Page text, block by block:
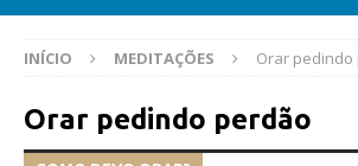
INÍCIO MEDITAÇÕES Orar pedindo
Orar pedindo perdão